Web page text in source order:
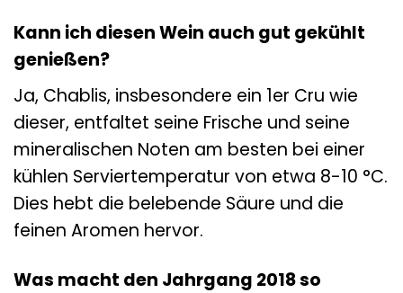
Kann ich diesen Wein auch gut gekühlt
genießen?
Ja, Chablis, insbesondere ein 1er Cru wie
dieser, entfaltet seine Frische und seine
mineralischen Noten am besten bei einer
kühlen Serviertemperatur von etwa 8-10 °C.
Dies hebt die belebende Säure und die
feinen Aromen hervor.
Was macht den Jahrgang 2018 so